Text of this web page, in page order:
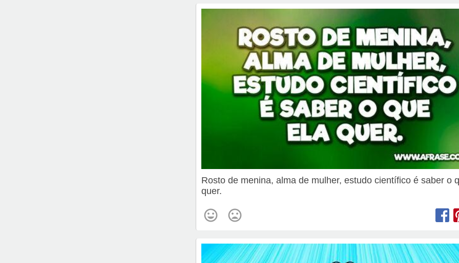
Rosto de menina, alma de mulher, estudo científico é saber o
quer.